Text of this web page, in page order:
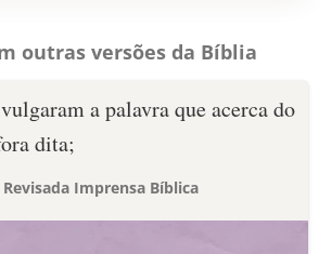
outras versões da Bíblia
a palavra que acerca do
dita;
Imprensa Bíblica